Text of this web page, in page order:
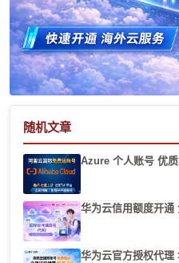
随机文章
Azure 个人账号 优
华为云信用额度开通
华为云官方授权代理